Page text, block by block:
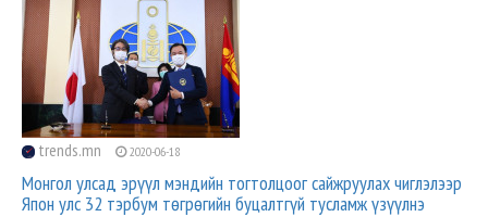
trends.mn 2020-06-18
Монгол улсад эрүүл мэндийн тогтолцоог сайжруулах чиглэлээр
Япон улс 32 тэрбум төгрөгийн буцалтгүй тусламж үзүүлнэ